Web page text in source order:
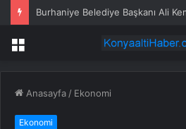
Menü
Anasayfa / Ekonomi
Ekonomi